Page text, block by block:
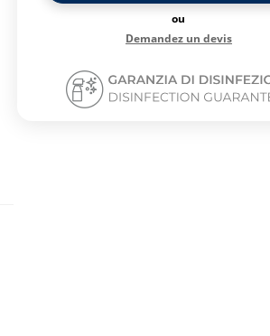
ou
Demandez un devis